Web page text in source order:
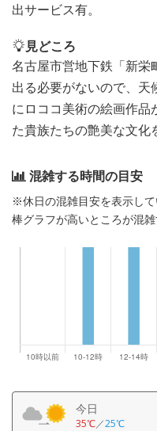
出サービス有。
見どころ
名古屋市営地下鉄「新栄
出る必要がないので、天
にロココ美術の絵画作
た貴族たちの艶美な文化
混雑する時間の目安
※休日の混雑目安を表示して
棒グラフが高いところが混雑
今日
35℃／25℃